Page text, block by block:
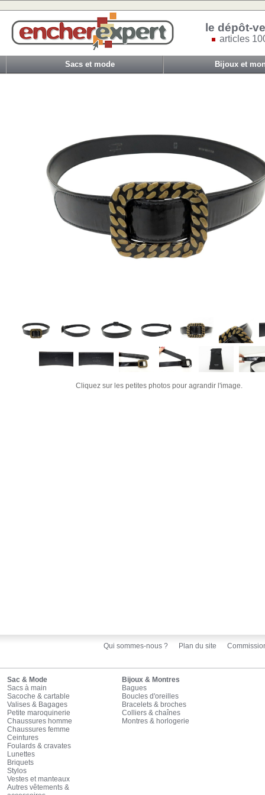
le dépôt-
articles
Sacs et mode Bijoux et
Cliquez sur les petites photos pour agrandir l'image.
Qui sommes-nous ? Plan du site
Sac & Mode
Sacs à main
Sacoche & cartable
Valises & Bagages
Petite maroquinerie
Chaussures homme
Chaussures femme
Ceintures
Foulards & cravates
Lunettes
Briquets
Stylos
Vestes et manteaux
Autres vêtements &
Bijoux & Montres
Bagues
Boucles d'oreilles
Bracelets & broches
Colliers & chaînes
Montres & horlogerie